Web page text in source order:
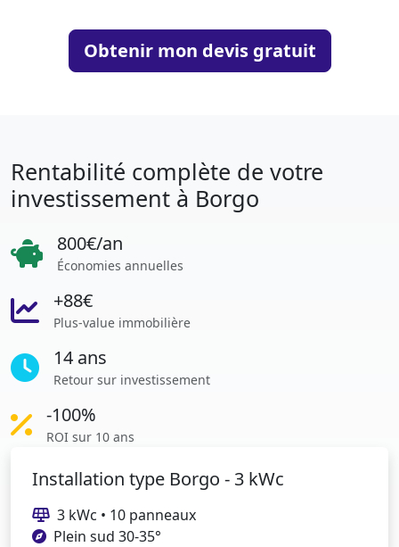
Obtenir mon devis gratuit
Rentabilité complète de votre
investissement à Borgo
800€/an
Économies annuelles
+88€
Plus-value immobilière
14 ans
Retour sur investissement
-100%
ROI sur 10 ans
Installation type Borgo - 3 kWc
3 kWc • 10 panneaux
Plein sud 30-35°